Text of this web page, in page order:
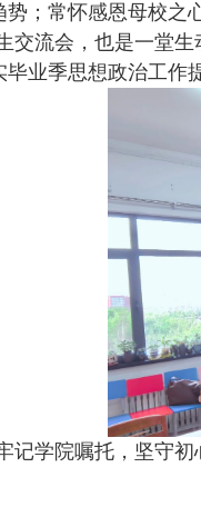
；常怀感恩母校
交流会，也是一堂
业季思想政治工
记学院嘱托，坚守